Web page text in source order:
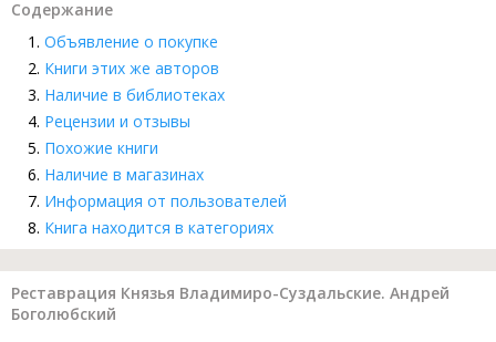
Содержание
Объявление о покупке
Книги этих же авторов
Наличие в библиотеках
Рецензии и отзывы
Похожие книги
Наличие в магазинах
Информация от пользователей
Книга находится в категориях
Реставрация Князья Владимиро-Суздальские. Андрей
Боголюбский